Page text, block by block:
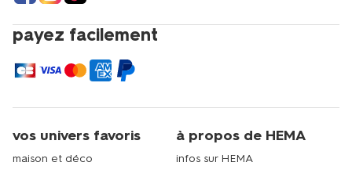
payez facilement
vos univers favoris
maison et déco
à propos de HEMA
infos sur HEMA